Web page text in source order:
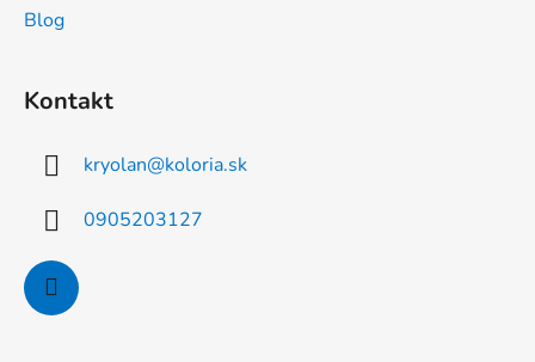
Blog
Kontakt
kryolan@koloria.sk
0905203127